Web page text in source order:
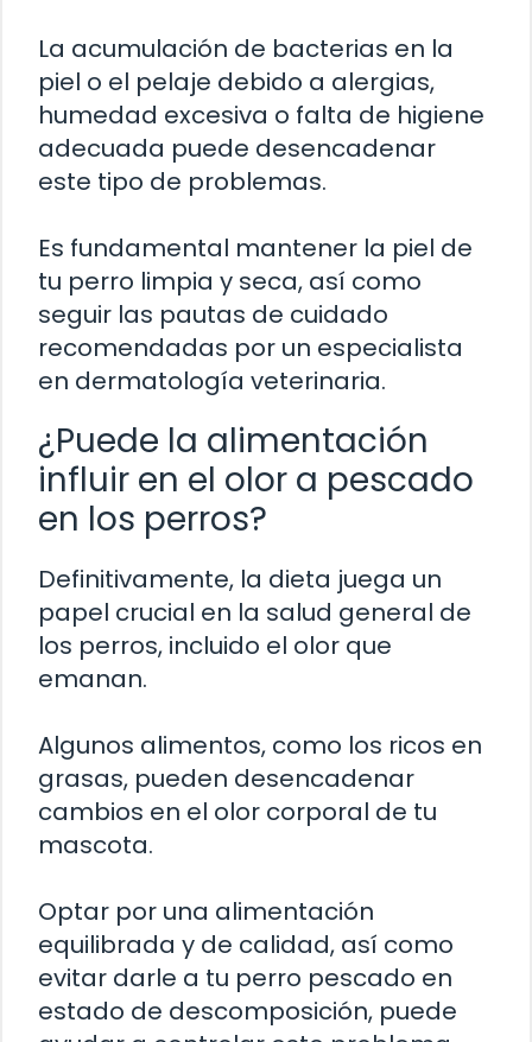
La acumulación de bacterias en la
piel o el pelaje debido a alergias,
humedad excesiva o falta de higiene
adecuada puede desencadenar
este tipo de problemas.
Es fundamental mantener la piel de
tu perro limpia y seca, así como
seguir las pautas de cuidado
recomendadas por un especialista
en dermatología veterinaria.
¿Puede la alimentación
influir en el olor a pescado
en los perros?
Definitivamente, la dieta juega un
papel crucial en la salud general de
los perros, incluido el olor que
emanan.
Algunos alimentos, como los ricos en
grasas, pueden desencadenar
cambios en el olor corporal de tu
mascota.
Optar por una alimentación
equilibrada y de calidad, así como
evitar darle a tu perro pescado en
estado de descomposición, puede